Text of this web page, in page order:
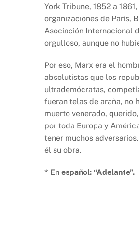
York Tribune, 1852 a
organizaciones de París,
Asociación Internacional
orgulloso, aunque no
Por eso, Marx era el
absolutistas que los
ultrademócratas,
fueran telas de araña, no
muerto venerado,
por toda Europa y
tener muchos
él su obra.
* En español: “Adelante”.